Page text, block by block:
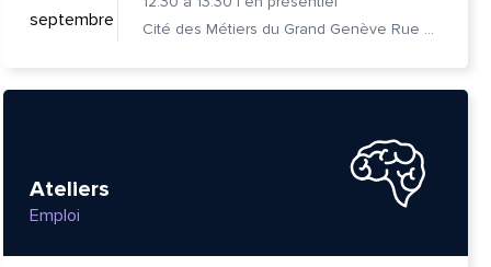
septembre
Cité des Métiers du Grand Genève Rue Prévost-Martin 6 1205 Genève
Ateliers
Emploi